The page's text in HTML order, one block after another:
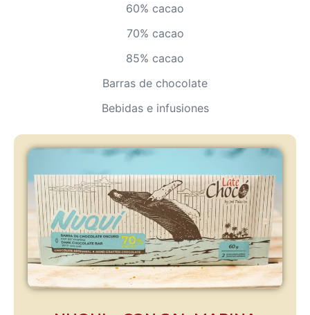
60% cacao
70% cacao
85% cacao
Barras de chocolate
Bebidas e infusiones